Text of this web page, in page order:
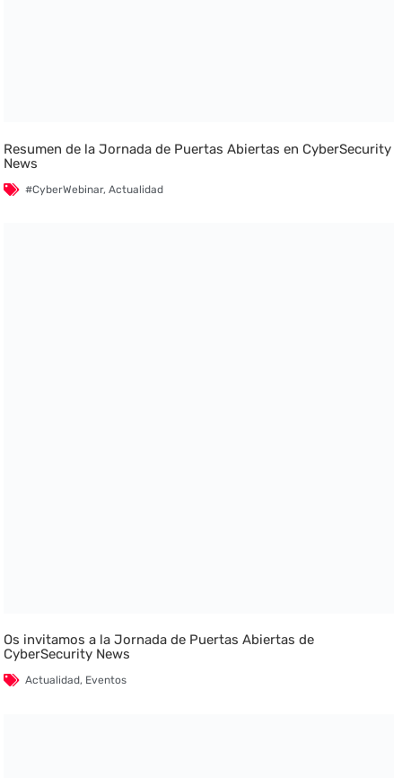
Resumen de la Jornada de Puertas Abiertas en CyberSecurity
News
#CyberWebinar,Actualidad
Os invitamos a la Jornada de Puertas Abiertas de
CyberSecurity News
Actualidad, Eventos